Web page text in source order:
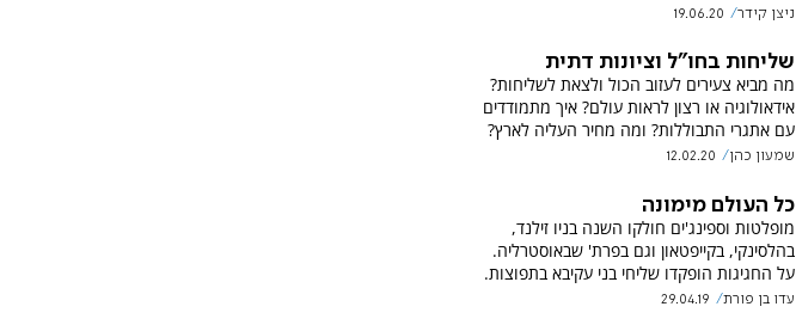
ניצן קידר 19.06.20
שליחות בחו"ל וציונות דתית
מה מביא צעירים לעזוב הכול ולצאת לשליחות?
אידאולוגיה או רצון לראות עולם? איך מתמודדים
עם אתגרי התבוללות? ומה מחיר העליה לארץ?
שמעון כהן 12.02.20
כל העולם מימונה
מופלטות וספינג'ים חולקו השנה בניו זילנד,
בהלסינקי, בקייפטאון וגם בפרת' שבאוסטרליה.
על החגיגות הופקדו שליחי בני עקיבא בתפוצות.
עדו בן פורת 29.04.19